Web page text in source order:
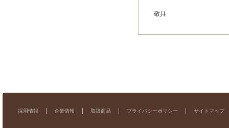
敬具
採用情報 企業情報 取扱商品 プライバシーポリシー サイトマップ